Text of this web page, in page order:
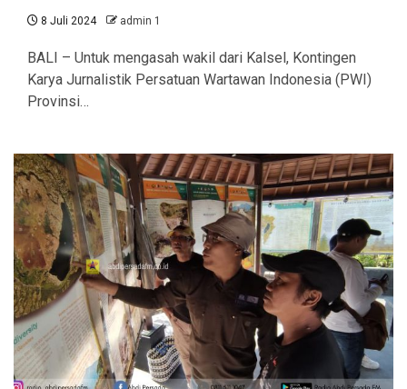
8 Juli 2024 admin 1
BALI – Untuk mengasah wakil dari Kalsel, Kontingen
Karya Jurnalistik Persatuan Wartawan Indonesia (PWI)
Provinsi…